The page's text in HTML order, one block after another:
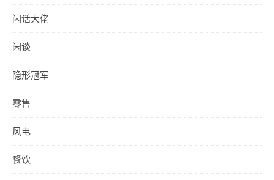
闲话大佬
闲谈
隐形冠军
零售
风电
餐饮